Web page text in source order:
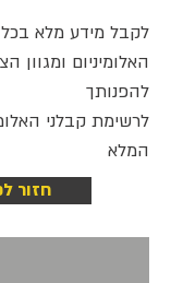
לקבל מידע מלא בכל
האלומיניום ומגוון
להפנותך
לרשימת קבלני
המלא
חזור